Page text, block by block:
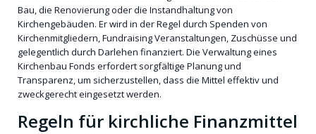
Bau, die Renovierung oder die Instandhaltung von
Kirchengebäuden. Er wird in der Regel durch Spenden von
Kirchenmitgliedern, Fundraising Veranstaltungen, Zuschüsse und
gelegentlich durch Darlehen finanziert. Die Verwaltung eines
Kirchenbau Fonds erfordert sorgfältige Planung und
Transparenz, um sicherzustellen, dass die Mittel effektiv und
zweckgerecht eingesetzt werden.
Regeln für kirchliche Finanzmittel